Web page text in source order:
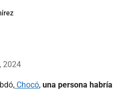
2024
Chocó, una persona habría